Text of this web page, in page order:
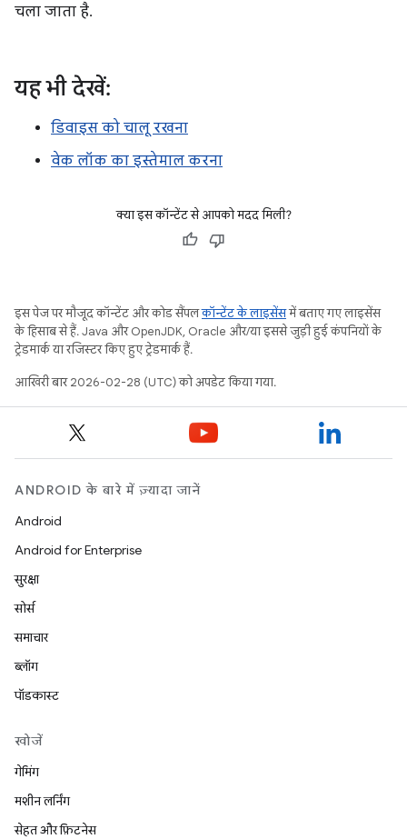
चला जाता है.
यह भी देखें:
डिवाइस को चालू रखना
वेक लॉक का इस्तेमाल करना
क्या इस कॉन्टेंट से आपको मदद मिली?
इस पेज पर मौजूद कॉन्टेंट और कोड सैंपलकॉन्टेंट के लाइसेंसमें बताए गए लाइसेंस
के हिसाब से हैं. Java और OpenJDK, Oracle और/या इससे जुड़ी हुई कंपनियों के
ट्रेडमार्क या रजिस्टर किए हुए ट्रेडमार्क हैं.
आखिरी बार 2026-02-28 (UTC) को अपडेट किया गया.
ANDROID के बारे में ज़्यादा जानें
Android
Android for Enterprise
सुरक्षा
सोर्स
समाचार
ब्लॉग
पॉडकास्ट
खोजें
गेमिंग
मशीन लर्निंग
सेहत और फ़िटनेस